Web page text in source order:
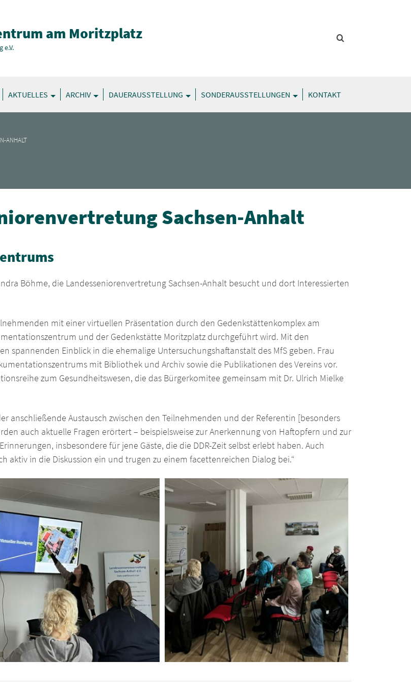
am Moritzplatz
e.V.
AKTUELLES ARCHIV DAUERAUSSTELLUNG SONDERAUSSTELLUNGEN KONTAKT
ANHALT
Sachsen-Anhalt
Böhme, die Landesseniorenvertretung Sachsen-Anhalt besucht und dort Interessierten
mit einer virtuellen Präsentation durch den Gedenkstättenkomplex am
und der Gedenkstätte Moritzplatz durchgeführt wird. Mit den
spannenden Einblick in die ehemalige Untersuchungshaftanstalt des MfS geben. Frau
mit Bibliothek und Archiv sowie die Publikationen des Vereins vor.
zum Gesundheitswesen, die das Bürgerkomitee gemeinsam mit Dr. Ulrich Mielke
anschließende Austausch zwischen den Teilnehmenden und der Referentin [besonders
auch aktuelle Fragen erörtert – beispielsweise zur Anerkennung von Haftopfern und zur
insbesondere für jene Gäste, die die DDR-Zeit selbst erlebt haben. Auch
aktiv in die Diskussion ein und trugen zu einem facettenreichen Dialog bei.“